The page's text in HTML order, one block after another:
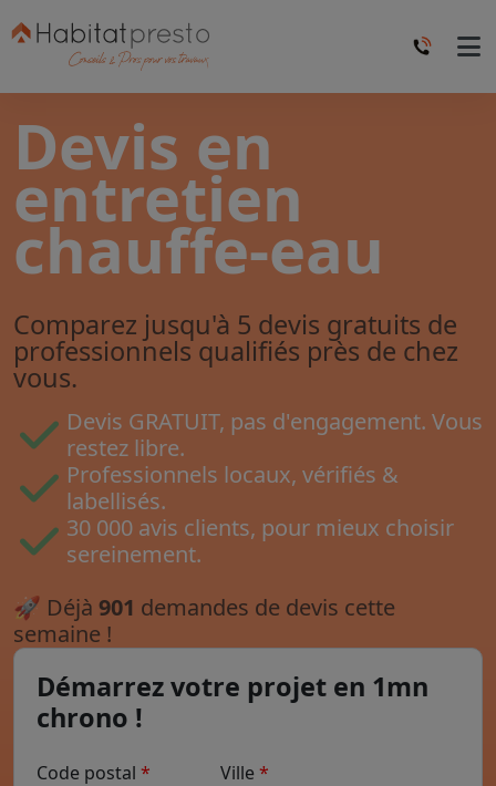
Devis en
entretien
chauffe-eau
Comparez jusqu'à 5 devis gratuits de
professionnels qualifiés près de chez
vous.
Devis GRATUIT, pas d'engagement. Vous
restez libre.
Professionnels locaux, vérifiés &
labellisés.
30 000 avis clients, pour mieux choisir
sereinement.
🚀 Déjà 901 demandes de devis cette
semaine !
Démarrez votre projet en 1mn
chrono !
Code postal Ville